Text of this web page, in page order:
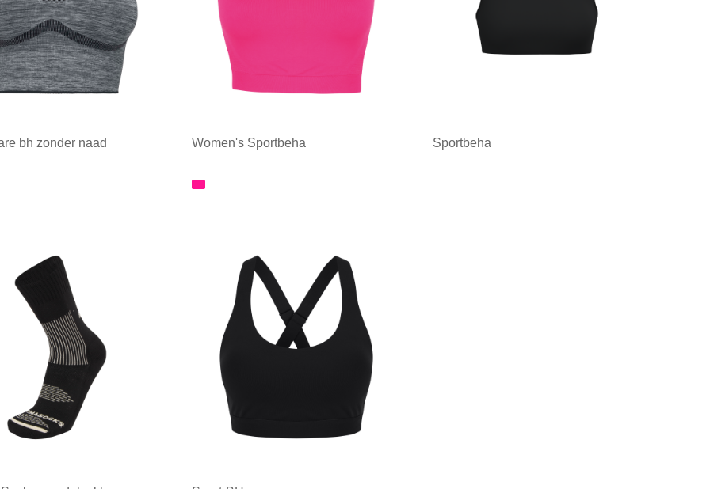
bh zonder naad
afname: 1
Women's Sportbeha
Minimale afname: 1
Sportbeha